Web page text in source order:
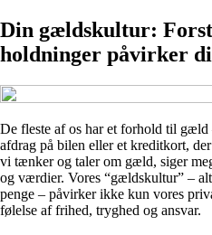
Din gældskultur:
holdninger påvirker
De fleste af os har et forhold til gæld
afdrag på bilen eller et kreditkort,
vi tænker og taler om gæld, siger
og værdier. Vores “gældskultur” –
penge – påvirker ikke kun vores
følelse af frihed, tryghed og ansvar.